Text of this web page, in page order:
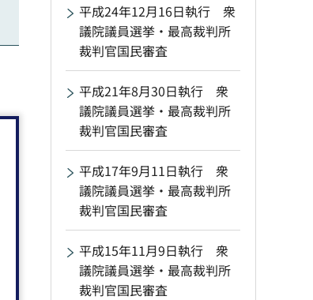
平成24年12月16日執行 衆
議院議員選挙・最高裁判所
裁判官国民審査
平成21年8月30日執行 衆
議院議員選挙・最高裁判所
裁判官国民審査
平成17年9月11日執行 衆
議院議員選挙・最高裁判所
裁判官国民審査
平成15年11月9日執行 衆
議院議員選挙・最高裁判所
裁判官国民審査